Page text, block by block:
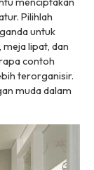
Pilihlah
untuk
lipat, dan
contoh
terorganisir.
muda dalam